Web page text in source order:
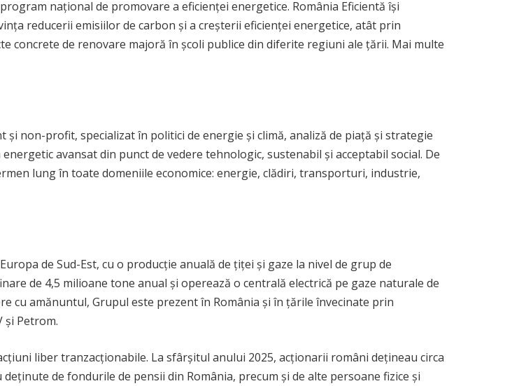
național de promovare a eficienței energetice. România Eficientă își
reducerii emisiilor de carbon și a creșterii eficienței energetice, atât prin
concrete de renovare majoră în școli publice din diferite regiuni ale țării. Mai multe
și non-profit, specializat în politici de energie și climă, analiză de piață și strategie
avansat din punct de vedere tehnologic, sustenabil și acceptabil social. De
lung în toate domeniile economice: energie, clădiri, transporturi, industrie,
de Sud-Est, cu o producție anuală de țiței și gaze la nivel de grup de
de 4,5 milioane tone anual și operează o centrală electrică pe gaze naturale de
cu amănuntul, Grupul este prezent în România și în țările învecinate prin
și Petrom.
liber tranzacționabile. La sfârșitul anului 2025, acționarii români dețineau circa
de fondurile de pensii din România, precum și de alte persoane fizice și